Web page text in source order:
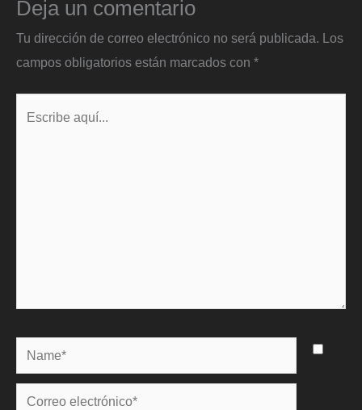
Deja un comentario
Tu dirección de correo electrónico no será publicada. Los
campos obligatorios están marcados con *
Name*
Correo